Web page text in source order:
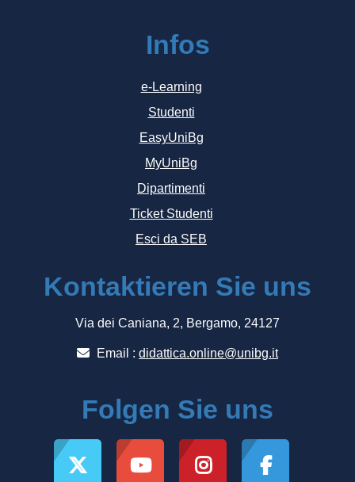
Infos
e-Learning
Studenti
EasyUniBg
MyUniBg
Dipartimenti
Ticket Studenti
Esci da SEB
Kontaktieren Sie uns
Via dei Caniana, 2, Bergamo, 24127
Email : didattica.online@unibg.it
Folgen Sie uns